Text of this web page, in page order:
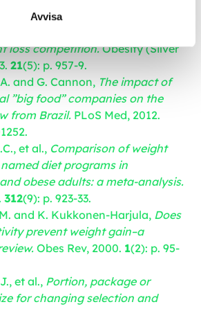
Avvisa
(12): p. 1614
loss competition.Obesity (Silver
21(5): p. 957-9.
and G. Cannon, The impact of
”big food” companies on the
from Brazil. PLoS Med, 2012.
et al., Comparison of weight
diet programs in
obese adults: a meta-analysis.
312(9): p. 923-33.
and K. Kukkonen-Harjula, Does
prevent weight gain–a
Obes Rev, 2000. 1(2): p. 95-
et al., Portion, package or
for changing selection and